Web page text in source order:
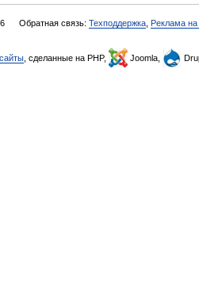
Обратная связь: Техподдержка Реклама на
, сделанные на PHP, Joomla,